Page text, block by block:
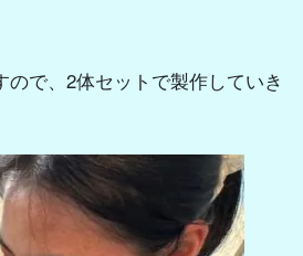
で、2体セットで製作していき